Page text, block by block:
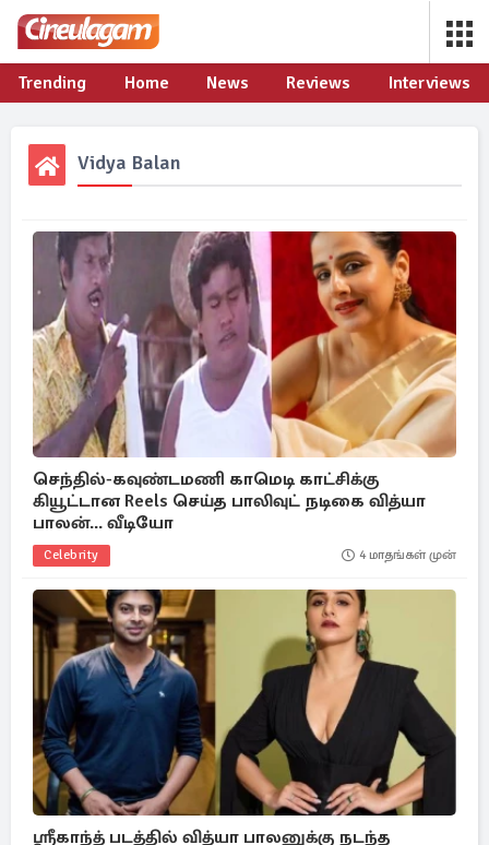
Trending Home News Reviews Interviews
Vidya Balan
செந்தில்-கவுண்டமணி காமெடி காட்சிக்கு
கியூட்டான Reels செய்த பாலிவுட் நடிகை வித்யா
பாலன்... வீடியோ
Celebrity 4 மாதங்கள் முன்
ஸ்ரீகாந்த் படத்தில் வித்யா பாலனுக்கு நடந்த